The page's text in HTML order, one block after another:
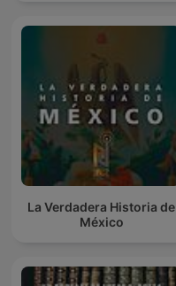
La Verdadera Historia de
México